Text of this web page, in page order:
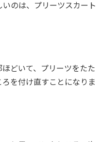
のは、プリーツスカート
どいて、プリーツをたた
を付け直すことになりま